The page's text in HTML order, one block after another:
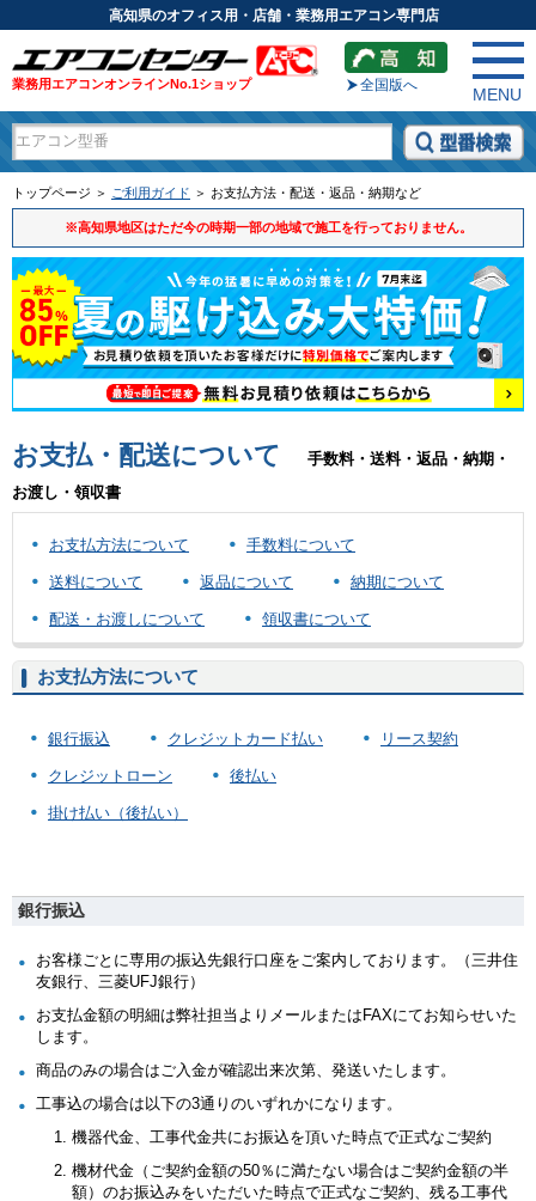
高知県のオフィス用・店舗・業務用エアコン専門店
業務用エアコンオンラインNo.1ショップ 全国版へ
MENU
トップページ ＞ ご利用ガイド ＞ お支払方法・配送・返品・納期など
※高知県地区はただ今の時期一部の地域で施工を行っておりません。
お支払・配送について
手数料・送料・返品・納期・
お渡し・領収書
お支払方法について 手数料について
送料について 返品について 納期について
配送・お渡しについて 領収書について
お支払方法について
銀行振込 クレジットカード払い リース契約
クレジットローン 後払い
掛け払い（後払い）
銀行振込
お客様ごとに専用の振込先銀行口座をご案内しております。（三井住
友銀行、三菱UFJ銀行）
お支払金額の明細は弊社担当よりメールまたはFAXにてお知らせいた
します。
商品のみの場合はご入金が確認出来次第、発送いたします。
工事込の場合は以下の3通りのいずれかになります。
機器代金、工事代金共にお振込を頂いた時点で正式なご契約
機材代金（ご契約金額の50％に満たない場合はご契約金額の半
額）のお振込みをいただいた時点で正式なご契約、残る工事代